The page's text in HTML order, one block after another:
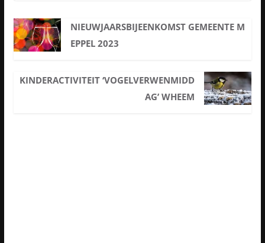
NIEUWJAARSBIJEENKOMST GEMEENTE M
EPPEL 2023
KINDERACTIVITEIT ‘VOGELVERWENMIDD
AG’ WHEEM